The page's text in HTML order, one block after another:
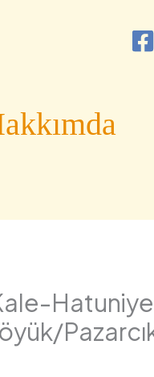
Hatuniye